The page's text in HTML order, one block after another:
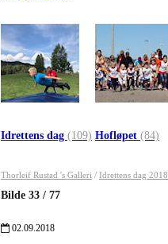
Idrettens dag (109) Hofløpet (84)
Thorleif Rustad 's Galleri / Idrettens dag 2018
Bilde 33 / 77
02.09.2018